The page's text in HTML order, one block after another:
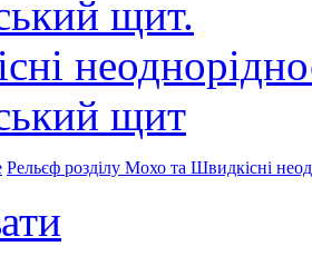
щит.
щит
Рельєф розділу Мохо та Швидкісні